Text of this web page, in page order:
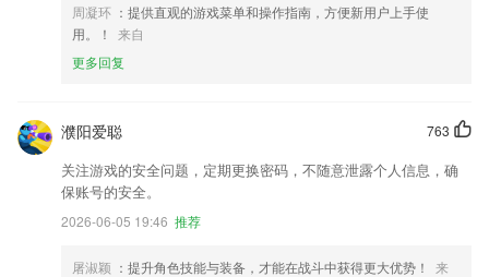
周凝环 ：提供直观的游戏菜单和操作指南，方便新用户上手使
用。！
来自
更多回复
763
濮阳爱聪
关注游戏的安全问题，定期更换密码，不随意泄露个人信息，确
保账号的安全。
2026-06-05 19:46 推荐
屠淑颖 ：提升角色技能与装备，才能在战斗中获得更大优势！
来